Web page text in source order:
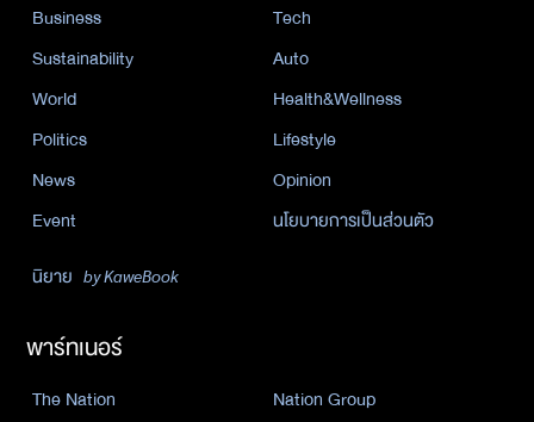
Business
Tech
Sustainability
Auto
World
Health&Wellness
Politics
Lifestyle
News
Opinion
Event
นโยบายการเป็นส่วนตัว
นิยาย by KaweBook
พาร์ทเนอร์
The Nation
Nation Group